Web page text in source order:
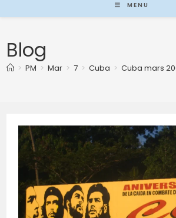
MENU
Blog
> PM > Mar > 7 > Cuba > Cuba mars